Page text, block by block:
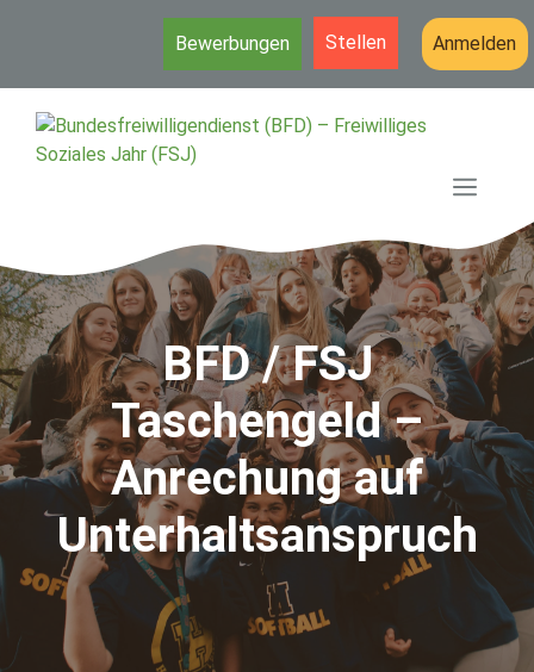
Bewerbungen Stellen Anmelden
Inhalt
springen
BFD / FSJ
Taschengeld –
Anrechung auf
Unterhaltsanspruch